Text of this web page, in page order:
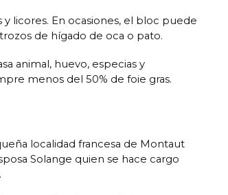
licores. En ocasiones, el bloc puede
de hígado de oca o pato.
animal, huevo, especias y
menos del 50% de foie gras.
localidad francesa de Montaut
Solange quien se hace cargo